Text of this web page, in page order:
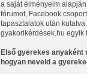
a saját élményeim
fórumot, Facebook
tapasztalatok után
gyakorikérdések.hu egyik
Első gyerekes anyaként
hogyan neveld a